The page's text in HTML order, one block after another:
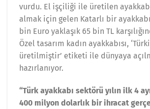
vurdu. El işçiliği ile üretilen
almak için gelen Katarlı bir
bin Euro yaklaşık 65 bin TL
Özel tasarım kadın ayakkabısı,
üretilmiştir’ etiketi ile dünyaya
hazırlanıyor.
“Türk ayakkabı sektörü yılın ilk 4
400 milyon dolarlık bir ihracat